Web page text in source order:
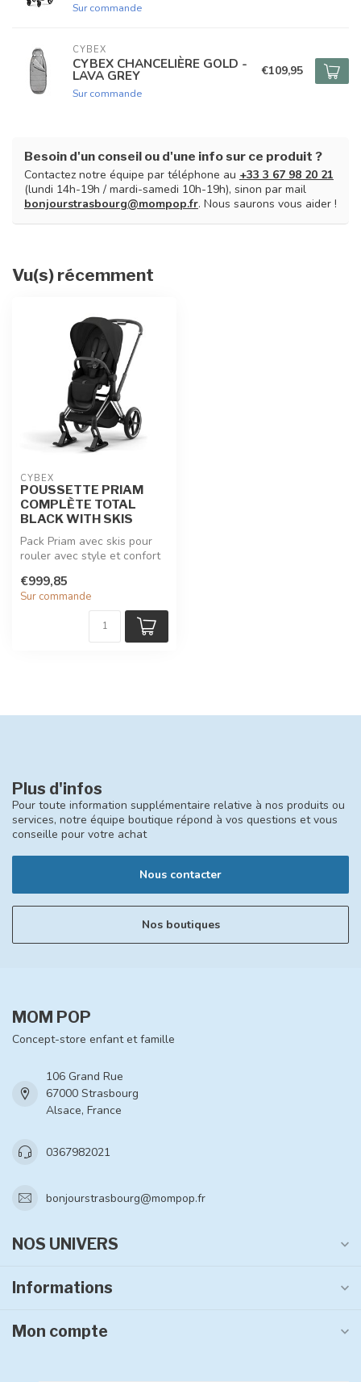
Sur commande
CYBEX
CYBEX CHANCELIÈRE GOLD -
LAVA GREY
Sur commande
€109,95
Besoin d'un conseil ou d'une info sur ce produit ?
Contactez notre équipe par téléphone au +33 3 67 98 20 21
(lundi 14h-19h / mardi-samedi 10h-19h), sinon par mail
bonjourstrasbourg@mompop.fr. Nous saurons vous aider !
Vu(s) récemment
CYBEX
POUSSETTE PRIAM
COMPLÈTE TOTAL
BLACK WITH SKIS
Pack Priam avec skis pour
rouler avec style et confort
€999,85
Sur commande
Plus d'infos
Pour toute information supplémentaire relative à nos produits ou
services, notre équipe boutique répond à vos questions et vous
conseille pour votre achat
Nous contacter
Nos boutiques
MOM POP
Concept-store enfant et famille
106 Grand Rue
67000 Strasbourg
Alsace, France
0367982021
bonjourstrasbourg@mompop.fr
NOS UNIVERS
Informations
Mon compte